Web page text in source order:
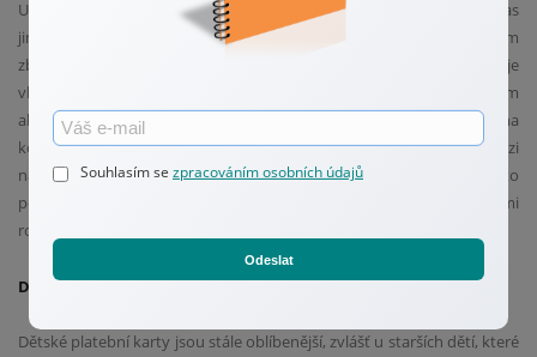
U mladších dětí je dobré, když s nimi rodiče o penězích mluví a občas
jim pomůžou s rozhodováním. Třeba si společně projdou, kolik jim
zbylo, co si plánují koupit nebo na co si chtějí šetřit. U starších dětí je
vhodné přejít na měsíční kapesné a dopřát jim víc samostatnosti. S tím
ale může jít ruku v ruce i jednoduchý systém reflexe, například že si na
konci měsíce společně s rodičem popovídají o tom, jak s penězi
naložily, co jim vyšlo a co by příště chtěly udělat jinak. Dětem to
pomáhá rozvíjet schopnost plánovat, přemýšlet nad svými
rozhodnutími a převzít odpovědnost za vlastní rozpočet.
Dětské platební karty: moderní nástroj pro finanční výchovu
Dětské platební karty jsou stále oblíbenější, zvlášť u starších dětí, které
Souhlasím se zpracováním osobních údajů
Odeslat